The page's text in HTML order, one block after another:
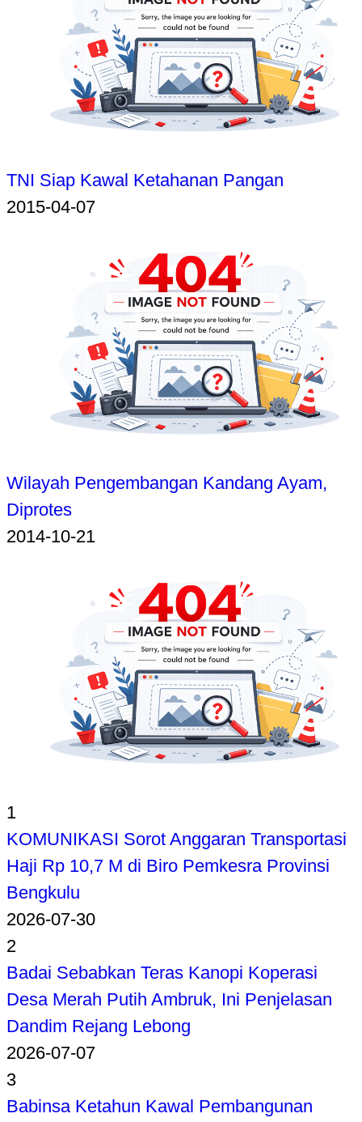
TNI Siap Kawal Ketahanan Pangan
2015-04-07
Wilayah Pengembangan Kandang Ayam,
Diprotes
2014-10-21
1
KOMUNIKASI Sorot Anggaran Transportasi
Haji Rp 10,7 M di Biro Pemkesra Provinsi
Bengkulu
2026-07-30
2
Badai Sebabkan Teras Kanopi Koperasi
Desa Merah Putih Ambruk, Ini Penjelasan
Dandim Rejang Lebong
2026-07-07
3
Babinsa Ketahun Kawal Pembangunan